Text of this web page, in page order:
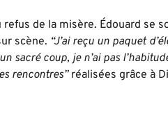
de la misère. Édouard se
scène. “J’ai reçu un paquet
sacré coup, je n’ai pas
rencontres”réalisées grâce à